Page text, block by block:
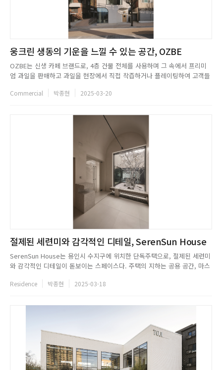
웅크린 생동의 기운을 느낄 수 있는 공간, OZBE
OZBE는 신생 카페 브랜드로, 4층 건물 전체를 사용하며 그 속에서 프리미
엄 과일을 판매하고 과일을 현장에서 직접 착즙하거나 플레이팅하여 고객들
도 직원과 고객들의 자연스러운 동선을 위해 1층은 과일 마켓, 2층은 사무공
Commercial 박종현 2025-03-20
절제된 세련미와 감각적인 디테일, SerenSun House
SerenSun House는 용인시 수지구에 위치한 단독주택으로, 절제된 세련미
와 감각적인 디테일이 돋보이는 스페이스다. 주택의 지하는 공용 공간, 마스
와 일체감을 이루는 히든 도어로 설계하여 미니멀한 디자인과 세련된 공간미
Residence 박종현 2025-03-18